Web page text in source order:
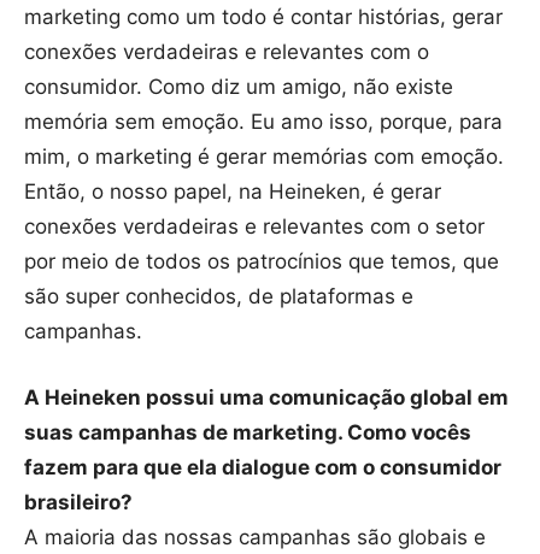
marketing como um todo é contar histórias, gerar
conexões verdadeiras e relevantes com o
consumidor. Como diz um amigo, não existe
memória sem emoção. Eu amo isso, porque, para
mim, o marketing é gerar memórias com emoção.
Então, o nosso papel, na Heineken, é gerar
conexões verdadeiras e relevantes com o setor
por meio de todos os patrocínios que temos, que
são super conhecidos, de plataformas e
campanhas.
A Heineken possui uma comunicação global em
suas campanhas de marketing. Como vocês
fazem para que ela dialogue com o consumidor
brasileiro?
A maioria das nossas campanhas são globais e